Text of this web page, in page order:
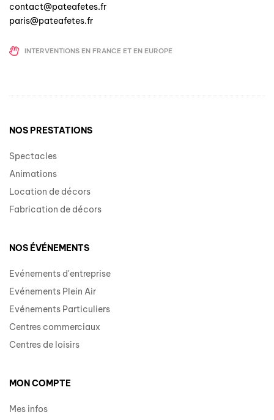
contact@pateafetes.fr
paris@pateafetes.fr
INTERVENTIONS EN FRANCE ET EN EUROPE
NOS PRESTATIONS
Spectacles
Animations
Location de décors
Fabrication de décors
NOS ÉVÉNEMENTS
Evénements d'entreprise
Evénements Plein Air
Evénements Particuliers
Centres commerciaux
Centres de loisirs
MON COMPTE
Mes infos